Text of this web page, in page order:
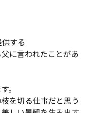
する
に言われたことがあ
。
を切る仕事だと思う